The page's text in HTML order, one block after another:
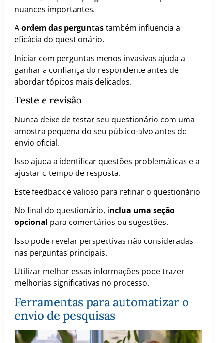
nuances importantes.
Aordem das perguntastambém influencia a
eficácia do questionário.
Iniciar com perguntas menos invasivas ajuda a
ganhar a confiança do respondente antes de
abordar tópicos mais delicados.
Teste e revisão
Nunca deixe de testar seu questionário com uma
amostra pequena do seu público-alvo antes do
envio oficial.
Isso ajuda a identificar questões problemáticas e a
ajustar o tempo de resposta.
Este feedback é valioso para refinar o questionário.
No final do questionário, inclua uma seção
opcional para comentários ou sugestões.
Isso pode revelar perspectivas não consideradas
nas perguntas principais.
Utilizar melhor essas informações pode trazer
melhorias significativas no processo.
Ferramentas para automatizar o
envio de pesquisas